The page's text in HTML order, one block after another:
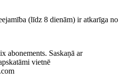
(līdz 8 dienām) ir atkarīga no
abonements. Saskaņā ar
vietnē